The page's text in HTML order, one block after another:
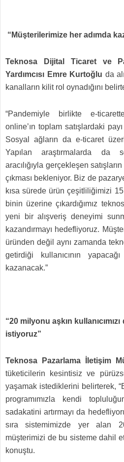
“Müşterilerimize her adımda
Teknosa Dijital Ticaret ve
Yardımcısı Emre Kurtoğlu da
kanalların kilit rol oynadığını
“Pandemiyle birlikte e-
online’ın toplam satışlardaki
Sosyal ağların da e-ticaret
Yapılan araştırmalarda da
aracılığıyla gerçekleşen
çıkması bekleniyor. Biz de
kısa sürede ürün çeşitliliğimizi
binin üzerine çıkardığımız
yeni bir alışveriş deneyimi
kazandırmayı hedefliyoruz.
üründen değil aynı zamanda
getirdiği kullanıcının
kazanacak.”
“20 milyonu aşkın
istiyoruz”
Teknosa Pazarlama İletişim
tüketicilerin kesintisiz ve
yaşamak istediklerini belirterek,
programımızla kendi
sadakatini artırmayı da
sıra sistemimizde yer alan
müşterimizi de bu sisteme dahil
konuştu.